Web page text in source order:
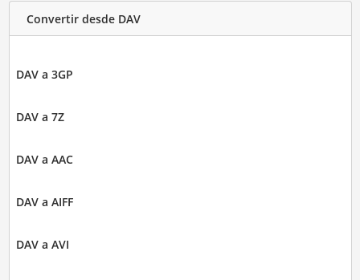
Convertir desde DAV
DAV a 3GP
DAV a 7Z
DAV a AAC
DAV a AIFF
DAV a AVI